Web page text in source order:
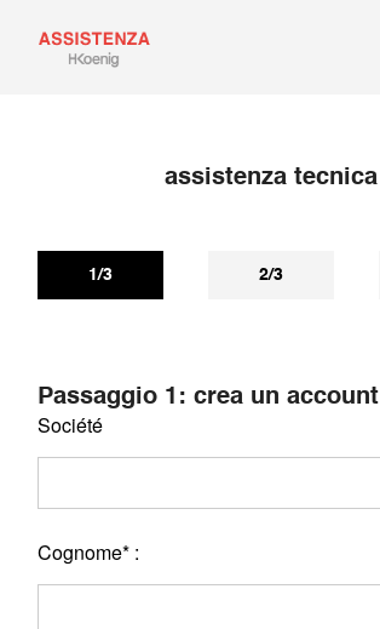
assistenza tecnica
1/3 2/3
Passaggio 1: crea un account
Société
Cognome* :